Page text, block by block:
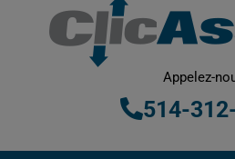
Appelez-
514-